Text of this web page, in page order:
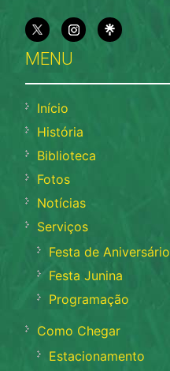
MENU
Início
História
Biblioteca
Fotos
Notícias
Serviços
Festa de Aniversário
Festa Junina
Programação
Como Chegar
Estacionamento